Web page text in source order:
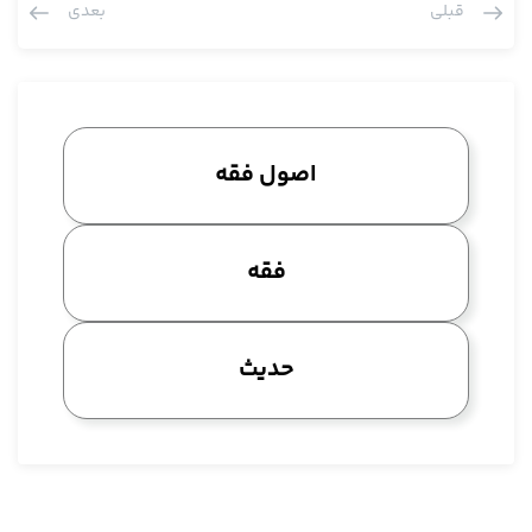
آیت الله مددی: خب با شاید است دیگه، نه چون دیدم یکی از آقایان
سوارش بشود بهش کسی نمی رسد، یعنی سوار اسب من شو و فرار
کن، هیچ اسب دیگری به این نمی رسد، و این شمشیر من کذا، حضرت
فرمودند نه، من نه اسبت را می خواهم و نه شمشیر برو از این جا هم
دور بشو، چون اگر کسی فریاد ما را بشنود و ناله ما را بشنود کمک
نکند کبّه الله، البته چاپ شده اکبّه، نه صحیحش کبّه، کبّه الله علی
حضرت به این شفقت داشتند، این مورد شقفت، واقعا در رجال کار به
به هر حال چون دیدم بعضی ها هنوز هم چاپ کردند و متاسفانه
اسم این شخص را جز سلف صالح بردند که حالا نمی خواهم بگویم لذا
قبلی بعدی
اصول فقه
فقه
حدیث